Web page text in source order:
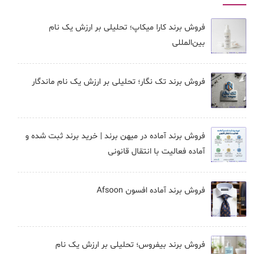
فروش برند کارا ميكاپ؛ تحلیلی بر ارزش یک نام
بین‌المللی
فروش برند تک نگار؛ تحلیلی بر ارزش یک نام ماندگار
فروش برند آماده در میهن برند | خرید برند ثبت شده و
آماده فعالیت با انتقال قانونی
فروش برند آماده افسون Afsoon
فروش برند بيفروس؛ تحلیلی بر ارزش یک نام